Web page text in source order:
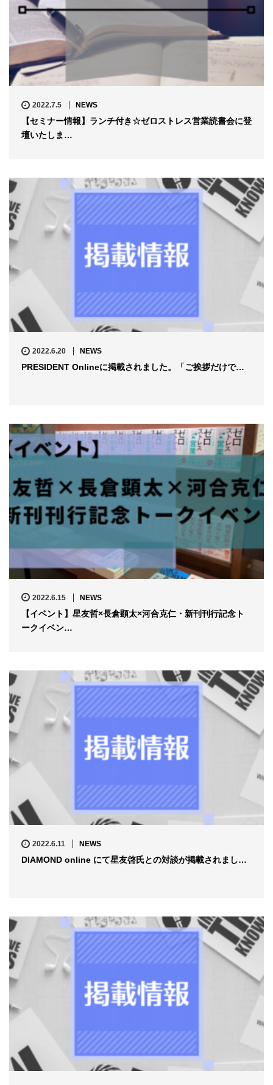
2022.7.5 NEWS
【セミナー情報】ランチ付き☆ゼロストレス営業読書会に登
壇いたしま…
2022.6.20 NEWS
PRESIDENT Onlineに掲載されました。「ご挨拶だけで…
2022.6.15 NEWS
【イベント】星友哲×長倉顕太×河合克仁・新刊刊行記念ト
ークイベン…
2022.6.11 NEWS
DIAMOND online にて星友啓氏との対談が掲載されまし…